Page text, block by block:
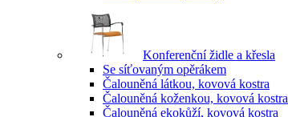
Konferenční židle a křesla
Se síťovaným opěrákem
Čalouněná látkou, kovová kostra
Čalouněná koženkou, kovová kostra
Čalouněná ekokůží, kovová kostra